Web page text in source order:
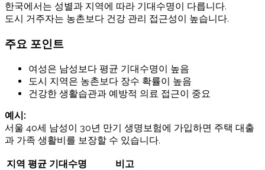
한국에서는 성별과 지역에 따라 기대수명이 다릅니다.
도시 거주자는 농촌보다 건강 관리 접근성이 높습니다.
주요 포인트
여성은 남성보다 평균 기대수명이 높음
도시 지역은 농촌보다 장수 확률이 높음
건강한 생활습관과 예방적 의료 접근이 중요
예시:
서울 40세 남성이 30년 만기 생명보험에 가입하면 주택 대출
과 가족 생활비를 보장할 수 있습니다.
지역 평균 기대수명
비고